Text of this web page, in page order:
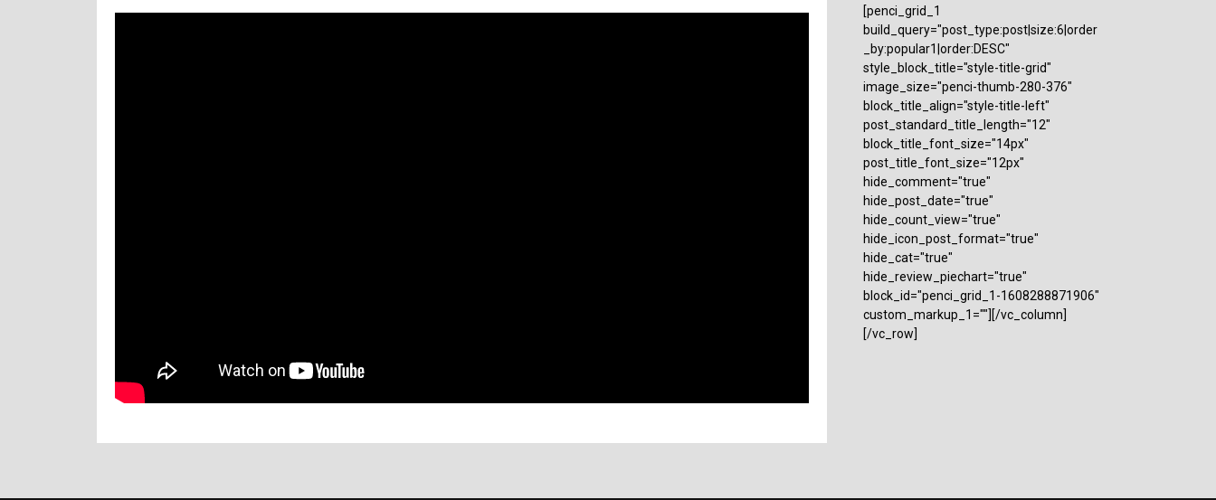
[penci_grid_1
build_query="post_type:post|size:6|order
_by:popular1|order:DESC"
style_block_title="style-title-grid"
image_size="penci-thumb-280-376"
block_title_align="style-title-left"
post_standard_title_length="12"
block_title_font_size="14px"
post_title_font_size="12px"
hide_comment="true"
hide_post_date="true"
hide_count_view="true"
hide_icon_post_format="true"
hide_cat="true"
hide_review_piechart="true"
block_id="penci_grid_1-1608288871906"
custom_markup_1=""][/vc_column]
[/vc_row]